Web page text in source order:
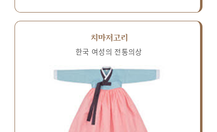
치마저고리
한국 여성의 전통의상